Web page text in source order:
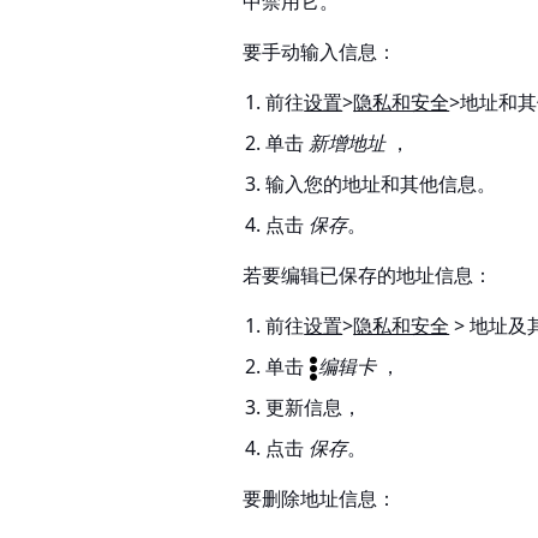
要手动输入信息：
前往设置>隐私和安全>地址和
单击 新增地址，
输入您的地址和其他信息。
点击 保存。
若要编辑已保存的地址信息：
前往设置>隐私和安全 >地址及
单击 编辑卡，
更新信息，
点击 保存。
要删除地址信息：